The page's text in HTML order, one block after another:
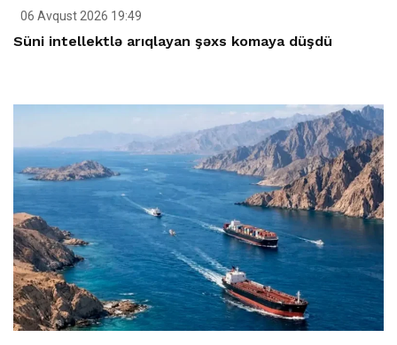
06 Avqust 2026 19:49
Süni intellektlə arıqlayan şəxs komaya düşdü